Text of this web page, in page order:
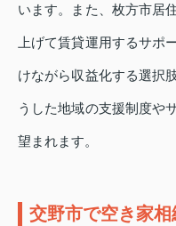
います。また、枚方市居
上げて賃貸運用するサポ
けながら収益化する選択
うした地域の支援制度や
望まれます。
交野市で空き家